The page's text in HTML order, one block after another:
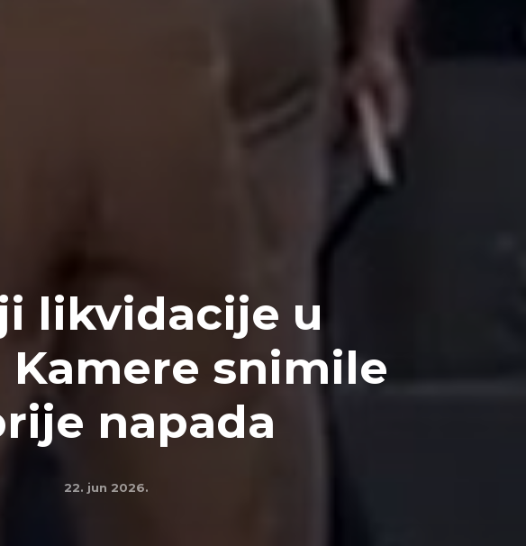
likvidacije u
Kamere snimile
napada
22. jun 2026.